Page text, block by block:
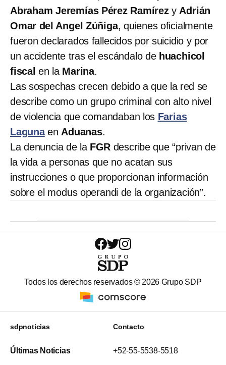
Abraham Jeremías Pérez Ramírezy Adrián
Omar del Angel Zúñiga, quienes oficialmente
fueron declarados fallecidos por suicidio y por
un accidente tras el escándalo dehuachicol
fiscalen la Marina.
Las sospechas crecen debido a que la red se
describe como un grupo criminal con alto nivel
de violencia que comandaban los Farias
Lagunaen Aduanas.
La denuncia de la FGR describe que “privan de
la vida a personas que no acatan sus
instrucciones o que proporcionan información
sobre el modus operandi de la organización”.
Todos los derechos reservados © 2026 Grupo SDP
sdpnoticias
Últimas Noticias
Contacto
+52-55-5538-5518